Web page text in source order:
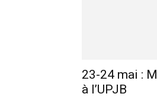
23-24 mai :
à l’UPJB